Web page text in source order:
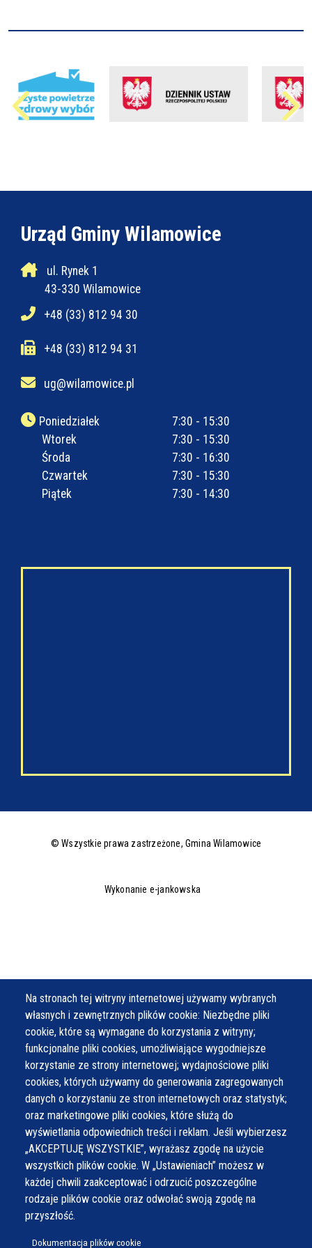
Na stronach tej witryny internetowej używamy wybranych
własnych i zewnętrznych plików cookie: Niezbędne pliki
cookie, które są wymagane do korzystania z witryny;
funkcjonalne pliki cookies, umożliwiające wygodniejsze
korzystanie ze strony internetowej; wydajnościowe pliki
cookies, których używamy do generowania zagregowanych
danych o korzystaniu ze stron internetowych oraz statystyk;
oraz marketingowe pliki cookies, które służą do
wyświetlania odpowiednich treści i reklam. Jeśli wybierzesz
„AKCEPTUJĘ WSZYSTKIE”, wyrażasz zgodę na użycie
wszystkich plików cookie. W „Ustawieniach” możesz w
każdej chwili zaakceptować i odrzucić poszczególne
rodzaje plików cookie oraz odwołać swoją zgodę na
przyszłość.
Dokumentacja plików cookie
Urząd Gminy Wilamowice
ul. Rynek 1
43-330 Wilamowice
+48 (33) 812 94 30
+48 (33) 812 94 31
ug@wilamowice.pl
Poniedziałek
7:30 - 15:30
Wtorek
7:30 - 15:30
Środa
7:30 - 16:30
Czwartek
7:30 - 15:30
Piątek
7:30 - 14:30
© Wszystkie prawa zastrzeżone, Gmina Wilamowice
Wykonanie e-jankowska